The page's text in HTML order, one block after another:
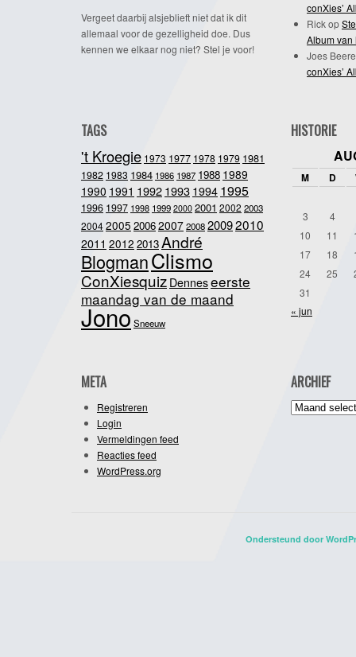
Vergeet daarbij alsjeblieft niet dat ik dit
allemaal voor de gezelligheid doe. Dus
kennen we elkaar nog niet? Stel je voor!
conXies’
Rickop
Album van
Joes
conXies’
TAGS
't Kroegie 1973 1977 1978 1979 1981
1982 1983 1984 1986 1987 1988 1989
1990 1991 19921993 1994 1995
1996 1997 1998 1999 2000 2001 2002 2003
20042005 20062007200820092010
2011 2012 2013André
BlogmanClismo
ConXiesquiz Denneseerste
maandag van de maand
JonoSneeuw
HISTORIE
M D
3
4
10
11
17
18
24
25
31
« jun
META
Registreren
Login
Vermeldingen feed
Reacties feed
WordPress.org
ARCHIEF
Archief
Ondersteund door